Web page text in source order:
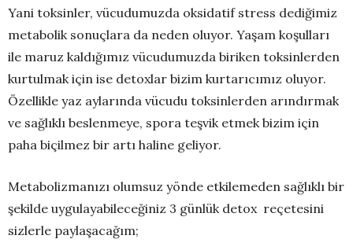
Yani toksinler, vücudumuzda oksidatif stress dediğimiz
metabolik sonuçlara da neden oluyor. Yaşam koşulları
ile maruz kaldığımız vücudumuzda biriken toksinlerden
kurtulmak için ise detoxlar bizim kurtarıcımız oluyor.
Özellikle yaz aylarında vücudu toksinlerden arındırmak
ve sağlıklı beslenmeye, spora teşvik etmek bizim için
paha biçilmez bir artı haline geliyor.
Metabolizmanızı olumsuz yönde etkilemeden sağlıklı bir
şekilde uygulayabileceğiniz 3 günlük detox reçetesini
sizlerle paylaşacağım;